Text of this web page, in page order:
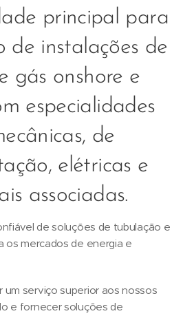
principal para
de instalações de
gás onshore e
especialidades
de
elétricas e
associadas.
de soluções de tubulação e
os mercados de energia e
serviço superior aos nossos
e fornecer soluções de